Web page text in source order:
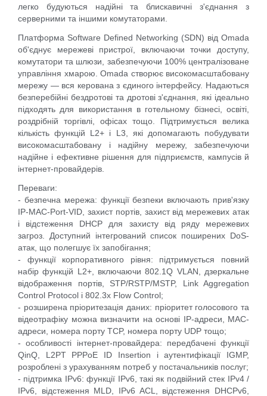
легко будуються надійні та блискавичні з'єднання з
серверними та іншими комутаторами.
Платформа Software Defined Networking (SDN) від Omada
об'єднує мережеві пристрої, включаючи точки доступу,
комутатори та шлюзи, забезпечуючи 100% централізоване
управління хмарою. Omada створює високомасштабовану
мережу — вся керована з єдиного інтерфейсу. Надаються
безперебійні бездротові та дротові з'єднання, які ідеально
підходять для використання в готельному бізнесі, освіті,
роздрібній торгівлі, офісах тощо. Підтримується велика
кількість функцій L2+ і L3, які допомагають побудувати
високомасштабовану і надійну мережу, забезпечуючи
надійне і ефективне рішення для підприємств, кампусів й
інтернет-провайдерів.
Переваги:
- безпечна мережа: функції безпеки включають прив'язку
IP-MAC-Port-VID, захист портів, захист від мережевих атак
і відстеження DHCP для захисту від ряду мережевих
загроз. Доступний інтегрований список поширених DoS-
атак, що полегшує їх запобігання;
- функції корпоративного рівня: підтримується повний
набір функцій L2+, включаючи 802.1Q VLAN, дзеркальне
відображення портів, STP/RSTP/MSTP, Link Aggregation
Control Protocol і 802.3x Flow Control;
- розширена пріоритезація даних: пріоритет голосового та
відеотрафіку можна визначити на основі IP-адреси, MAC-
адреси, номера порту TCP, номера порту UDP тощо;
- особливості інтернет-провайдера: передбачені функції
QinQ, L2PT PPPoE ID Insertion і аутентифікації IGMP,
розроблені з урахуванням потреб у постачальників послуг;
- підтримка IPv6: функції IPv6, такі як подвійний стек IPv4 /
IPv6, відстеження MLD, IPv6 ACL, відстеження DHCPv6,